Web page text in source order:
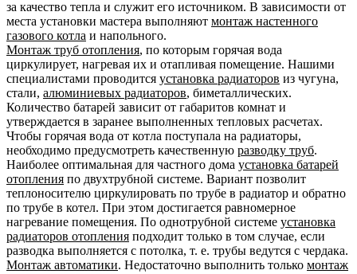
за качество тепла и служит его источником. В зависимости от
места установки мастера выполняют монтаж настенного
газового котла и напольного.
Монтаж труб отопления, по которым горячая вода
циркулирует, нагревая их и отапливая помещение. Нашими
специалистами проводится установка радиаторов из чугуна,
стали, алюминиевых радиаторов, биметаллических.
Количество батарей зависит от габаритов комнат и
утверждается в заранее выполненных тепловых расчетах.
Чтобы горячая вода от котла поступала на радиаторы,
необходимо предусмотреть качественную разводку труб.
Наиболее оптимальная для частного дома установка батарей
отопления по двухтрубной системе. Вариант позволит
теплоносителю циркулировать по трубе в радиатор и обратно
по трубе в котел. При этом достигается равномерное
нагревание помещения. По однотрубной системе установка
радиаторов отопления подходит только в том случае, если
разводка выполняется с потолка, т. е. трубы ведутся с чердака.
Монтаж автоматики. Недостаточно выполнить только монтаж